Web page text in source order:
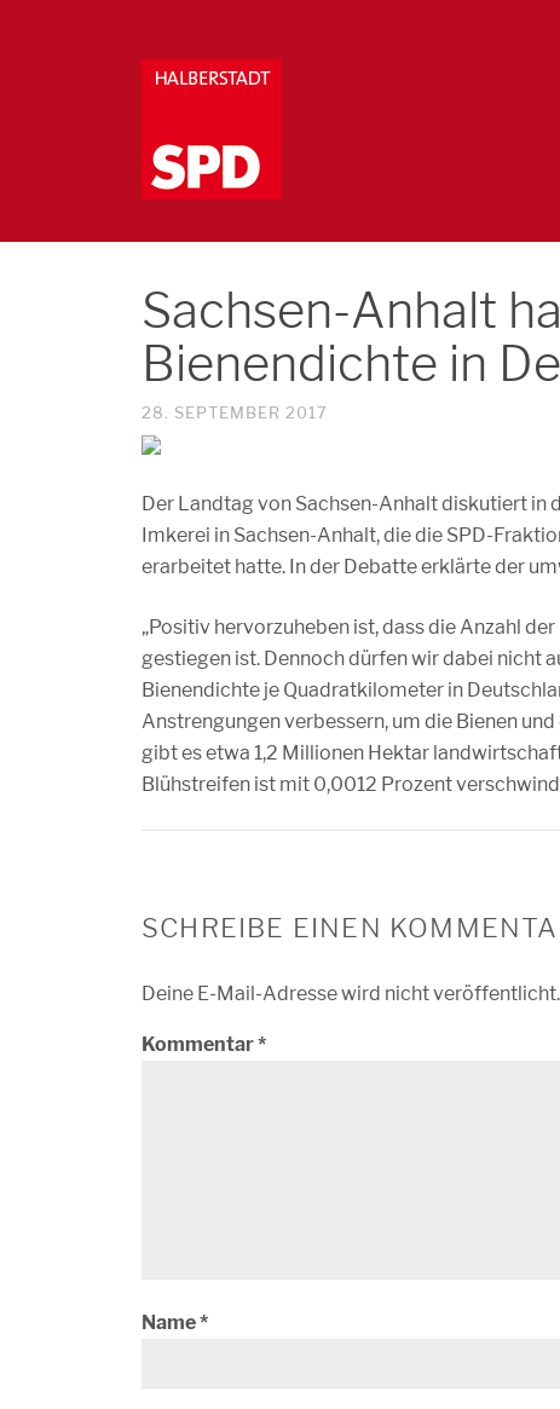
Sachsen-Anhalt
Bienendichte in
28. SEPTEMBER 2017
Der Landtag von Sachsen-Anhalt diskutiert in
Imkerei in Sachsen-Anhalt, die die SPD-
erarbeitet hatte. In der Debatte erklärte der
„Positiv hervorzuheben ist, dass die Anzahl
gestiegen ist. Dennoch dürfen wir dabei nicht
Bienendichte je Quadratkilometer in
Anstrengungen verbessern, um die Bienen
gibt es etwa 1,2 Millionen Hektar
Blühstreifen ist mit 0,0012 Prozent
SCHREIBE EINEN
Deine E-Mail-Adresse wird nicht veröffentlicht.
Kommentar*
Name*